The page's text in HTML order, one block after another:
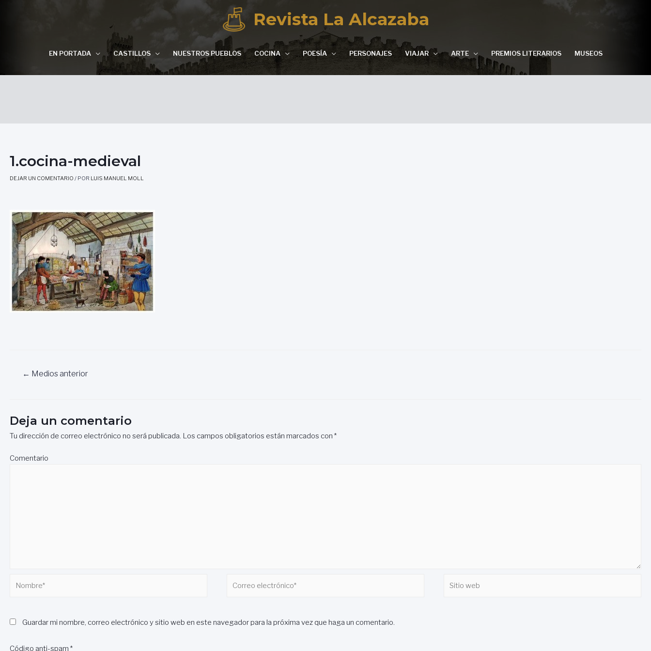
Revista La Alcazaba
EN PORTADA CASTILLOS NUESTROS PUEBLOS COCINA POESÍA PERSONAJES VIAJAR ARTE PREMIOS LITERARIOS MUSEOS
1.cocina-medieval
DEJAR UN COMENTARIO / POR LUIS MANUEL MOLL
Navegación
entradas
← Medios anterior
Deja un comentario
Tu dirección de correo electrónico no será publicada. Los campos obligatorios están marcados con *
Comentario
Guardar mi nombre, correo electrónico y sitio web en este navegador para la próxima vez que haga un comentario.
Código anti-spam *